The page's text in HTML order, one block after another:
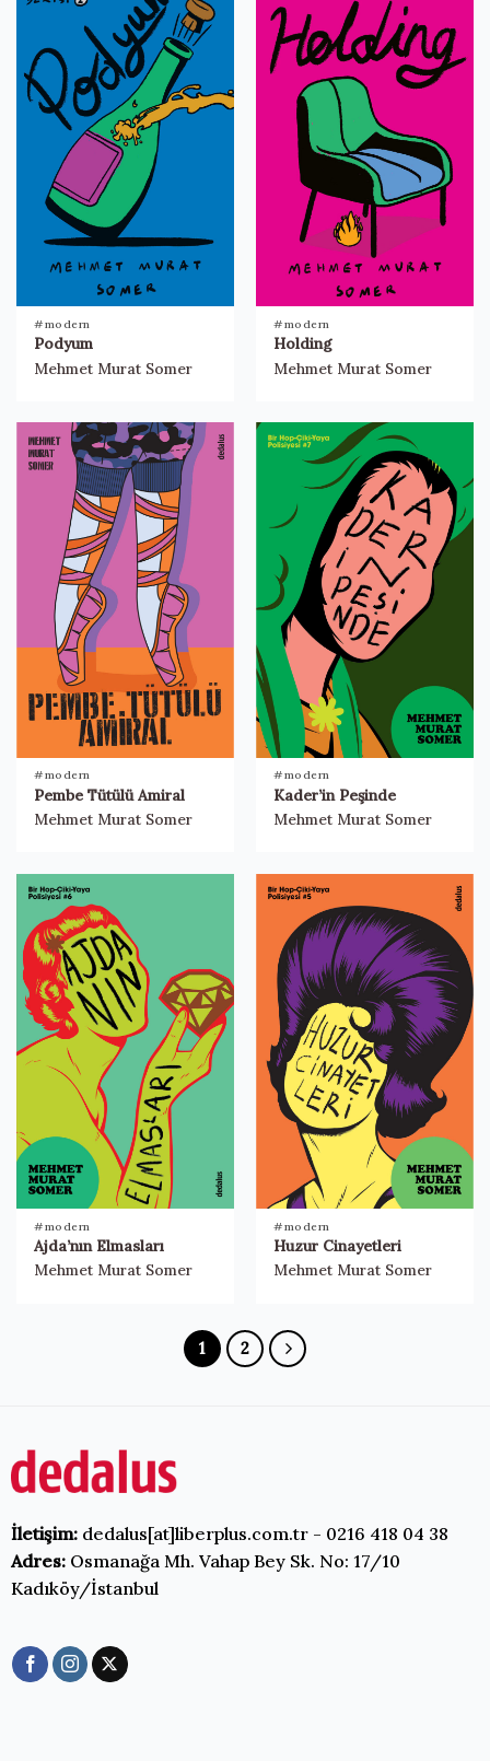
#modern
Podyum
Mehmet Murat Somer
#modern
Holding
Mehmet Murat Somer
#modern
Pembe Tütülü Amiral
Mehmet Murat Somer
#modern
Kader’in Peşinde
Mehmet Murat Somer
#modern
Ajda’nın Elmasları
Mehmet Murat Somer
#modern
Huzur Cinayetleri
Mehmet Murat Somer
1 2
İletişim:dedalus[at]liberplus.com.tr - 0216 418 04 38
Adres:Osmanağa Mh. Vahap Bey Sk. No: 17/10
Kadıköy/İstanbul